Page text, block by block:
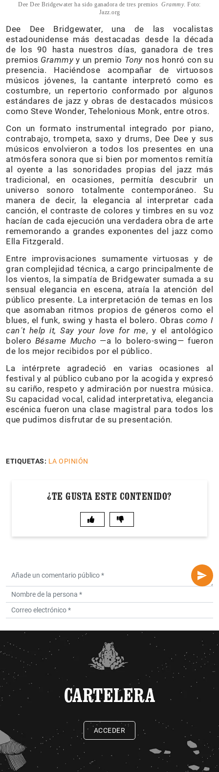
Dee Dee Bridgewater ha sido ganadora de tres premios Grammy. Foto:
Jazz.org
Dee Dee Bridgewater, una de las vocalistas
estadounidense más destacadas desde la década
de los 90 hasta nuestros días, ganadora de tres
premios Grammy y un premio Tony nos honró con su
presencia. Haciéndose acompañar de virtuosos
músicos jóvenes, la cantante interpretó como es
costumbre, un repertorio conformado por algunos
estándares de jazz y obras de destacados músicos
como Steve Wonder, Tehelonious Monk, entre otros.
Con un formato instrumental integrado por piano,
contrabajo, trompeta, saxo y drums, Dee Dee y sus
músicos envolvieron a todos los presentes en una
atmósfera sonora que si bien por momentos remitía
al oyente a las sonoridades propias del jazz más
tradicional, en ocasiones, permitía descubrir un
universo sonoro totalmente contemporáneo. Su
manera de decir, la elegancia al interpretar cada
canción, el contraste de colores y timbres en su voz
hacían de cada ejecución una verdadera obra de arte
rememorando a grandes exponentes del jazz como
Ella Fitzgerald.
Entre improvisaciones sumamente virtuosas y de
gran complejidad técnica, a cargo principalmente de
los vientos, la simpatía de Bridgewater sumada a su
sensual elegancia en escena, atraía la atención del
público presente. La interpretación de temas en los
que asomaban ritmos propios de géneros como el
blues, el funk, swing y hasta el bolero. Obras como I
can´t help it, Say your love for me, y el antológico
bolero Bésame Mucho —a lo bolero-swing— fueron
de los mejor recibidos por el público.
La intérprete agradeció en varias ocasiones al
festival y al público cubano por la acogida y expresó
su cariño, respeto y admiración por nuestra música.
Su capacidad vocal, calidad interpretativa, elegancia
escénica fueron una clase magistral para todos los
que pudimos disfrutar de su presentación.
ETIQUETAS: LA OPINIÓN
¿TE GUSTA ESTE CONTENIDO?
CARTELERA
ACCEDER